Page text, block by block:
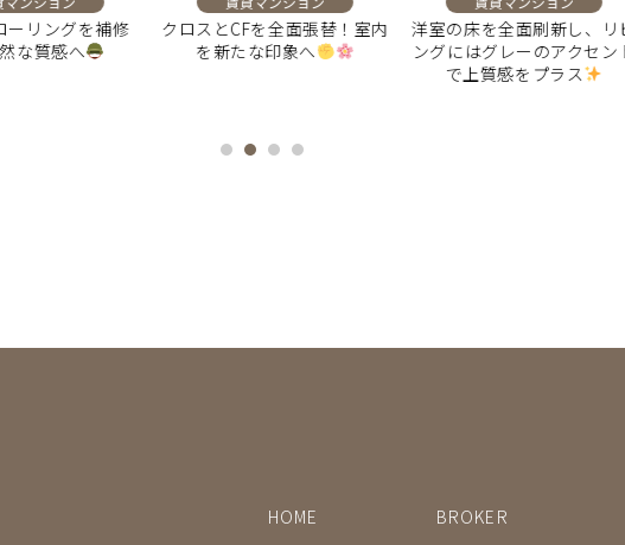
リングを補修
な質感へ
クロスとCFを全面張替！室内
を新たな印象へ
洋室の床を全面刷新し、リビ
ングにはグレーのアクセント
で上質感をプラス
HOME BROKER